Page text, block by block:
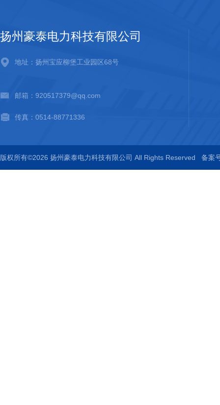
扬州豪泰电力科技有限公司
地址：扬州宝应柳堡工业园区68号
邮箱：920517379@qq.com
传真：0514-88771336
版权所有©2026 扬州豪泰电力科技有限公司 All Rights Reserved 备案